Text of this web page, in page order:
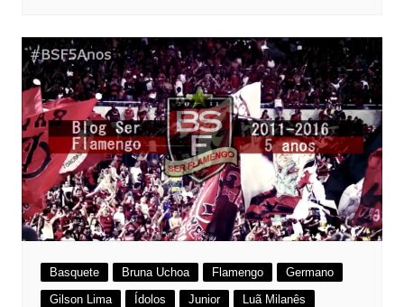
Basquete Bruna Uchoa Flamengo
Germano
Gilson Lima
Ídolos Junior
Luã Milanês